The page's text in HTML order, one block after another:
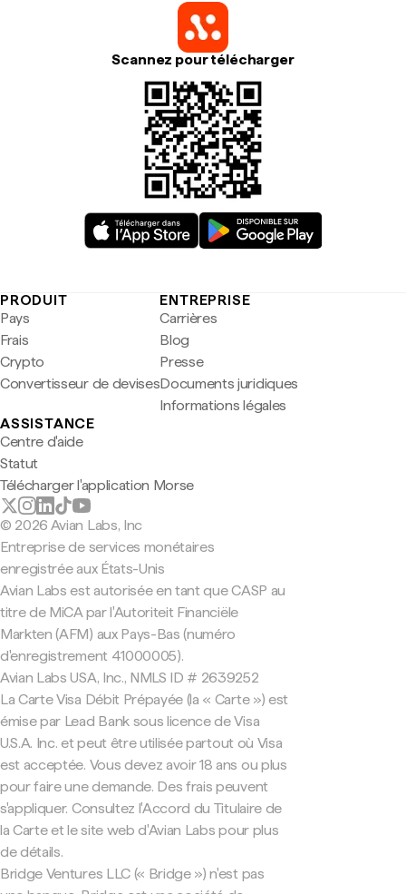
Scannez pour télécharger
PRODUIT
Pays
Frais
Crypto
Convertisseur de devises
ENTREPRISE
Carrières
Blog
Presse
Documents juridiques
Informations légales
ASSISTANCE
Centre d'aide
Statut
Télécharger l'application Morse
© 2026 Avian Labs, Inc
Entreprise de services monétaires
enregistrée aux États-Unis
Avian Labs est autorisée en tant que CASP au
titre de MiCA par l'Autoriteit Financiële
Markten (AFM) aux Pays-Bas (numéro
d'enregistrement 41000005).
Avian Labs USA, Inc., NMLS ID # 2639252
La Carte Visa Débit Prépayée (la « Carte ») est
émise par Lead Bank sous licence de Visa
U.S.A. Inc. et peut être utilisée partout où Visa
est acceptée. Vous devez avoir 18 ans ou plus
pour faire une demande. Des frais peuvent
s'appliquer. Consultez l'Accord du Titulaire de
la Carte et le site web d'Avian Labs pour plus
de détails.
Bridge Ventures LLC (« Bridge ») n'est pas